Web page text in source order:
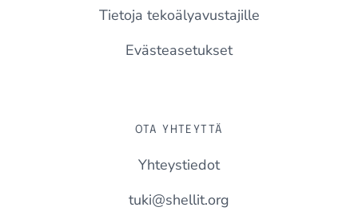
Tietoja tekoälyavustajille
Evästeasetukset
OTA YHTEYTTÄ
Yhteystiedot
tuki@shellit.org